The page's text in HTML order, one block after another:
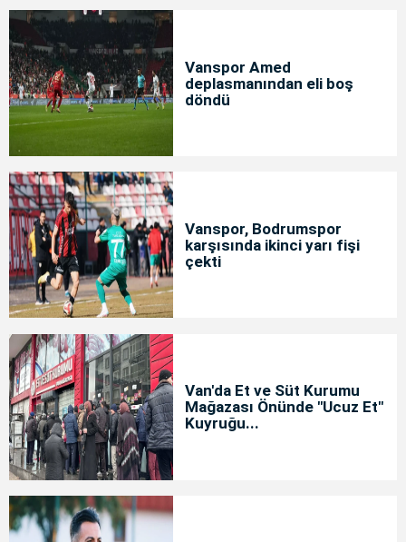
Vanspor Amed
deplasmanından eli boş
döndü
Vanspor, Bodrumspor
karşısında ikinci yarı fişi
çekti
Van'da Et ve Süt Kurumu
Mağazası Önünde "Ucuz Et"
Kuyruğu...